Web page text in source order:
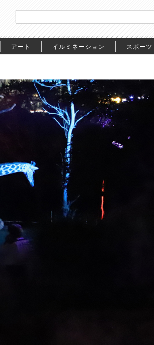
アート イルミネーション スポーツ